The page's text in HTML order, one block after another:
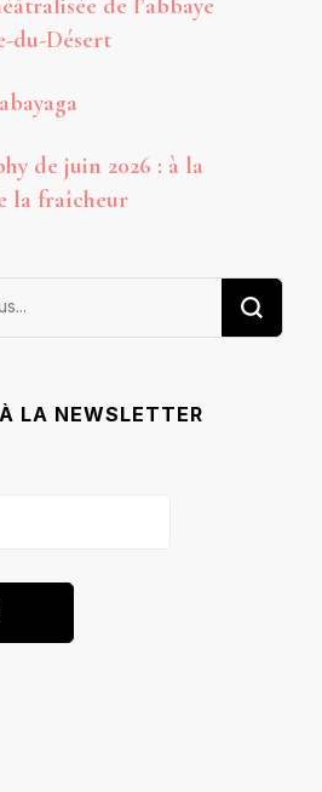
de l’abbaye
du-Désert
de juin 2026 : à la
la fraîcheur
LA NEWSLETTER